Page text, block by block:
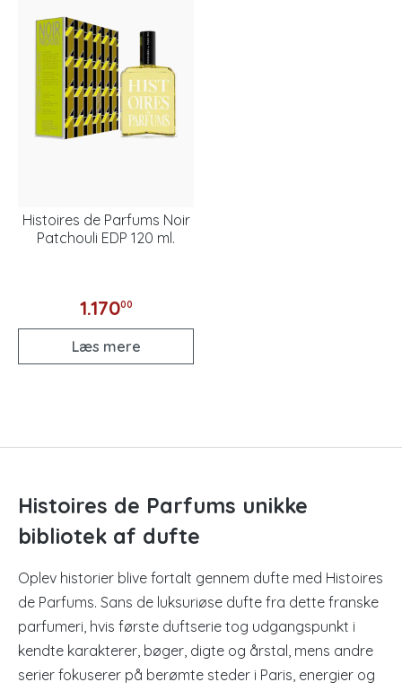
Histoires de Parfums Noir
Patchouli EDP 120 ml.
1.17000
Læs mere
Histoires de Parfums unikke
bibliotek af dufte
Oplev historier blive fortalt gennem dufte med Histoires
de Parfums. Sans de luksuriøse dufte fra dette franske
parfumeri, hvis første duftserie tog udgangspunkt i
kendte karakterer, bøger, digte og årstal, mens andre
serier fokuserer på berømte steder i Paris, energier og